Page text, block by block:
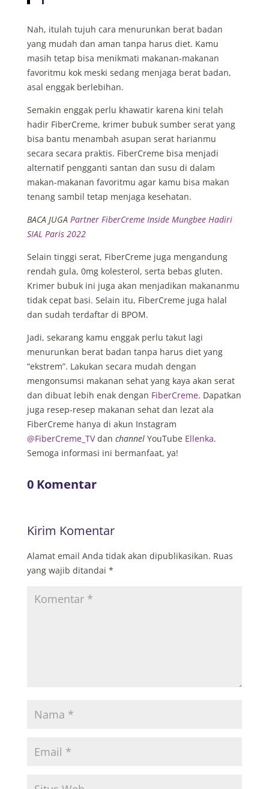
Nah, itulah tujuh cara menurunkan berat badan
yang mudah dan aman tanpa harus diet. Kamu
masih tetap bisa menikmati makanan-makanan
favoritmu kok meski sedang menjaga berat badan,
asal enggak berlebihan.
Semakin enggak perlu khawatir karena kini telah
hadir FiberCreme, krimer bubuk sumber serat yang
bisa bantu menambah asupan serat harianmu
secara secara praktis. FiberCreme bisa menjadi
alternatif pengganti santan dan susu di dalam
makan-makanan favoritmu agar kamu bisa makan
tenang sambil tetap menjaga kesehatan.
BACA JUGA Partner FiberCreme Inside Mungbee Hadiri
SIAL Paris 2022
Selain tinggi serat, FiberCreme juga mengandung
rendah gula, 0mg kolesterol, serta bebas gluten.
Krimer bubuk ini juga akan menjadikan makananmu
tidak cepat basi. Selain itu, FiberCreme juga halal
dan sudah terdaftar di BPOM.
Jadi, sekarang kamu enggak perlu takut lagi
menurunkan berat badan tanpa harus diet yang
“ekstrem”. Lakukan secara mudah dengan
mengonsumsi makanan sehat yang kaya akan serat
dan dibuat lebih enak dengan FiberCreme. Dapatkan
juga resep-resep makanan sehat dan lezat ala
FiberCreme hanya di akun Instagram
@FiberCreme_TVdan channelYouTube Ellenka.
Semoga informasi ini bermanfaat, ya!
0 Komentar
Kirim Komentar
Alamat email Anda tidak akan dipublikasikan. Ruas
yang wajib ditandai *